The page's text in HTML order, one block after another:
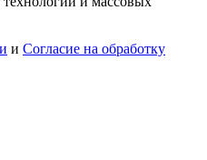
и Согласие на обработку